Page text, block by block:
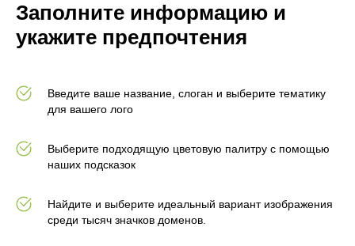
Заполните информацию и
укажите предпочтения
Введите ваше название, слоган и выберите тематику
для вашего лого
Выберите подходящую цветовую палитру с помощью
наших подсказок
Найдите и выберите идеальный вариант изображения
среди тысяч значков доменов.